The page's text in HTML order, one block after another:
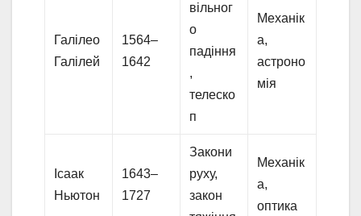
Галілео
Галілей
1564–
1642
вільног
о
падіння
,
телеско
п
Механік
а,
астроно
мія
Ісаак
Ньютон
1643–
1727
Закони
руху,
закон
Механік
а,
оптика